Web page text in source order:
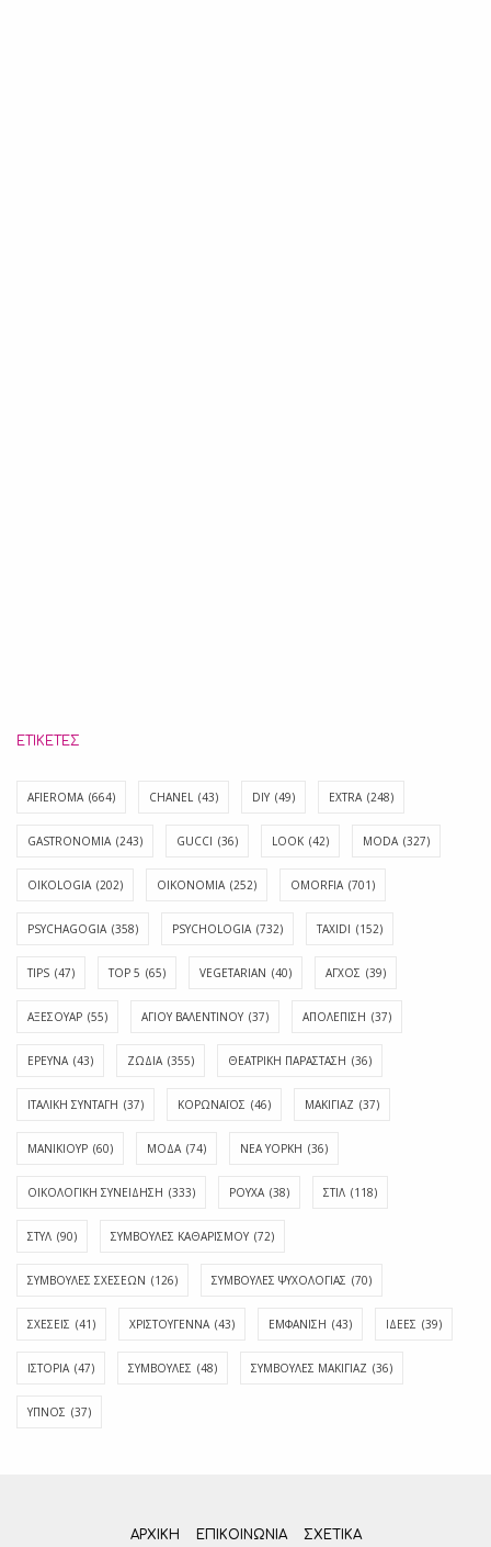
ΕΤΙΚΈΤΕΣ
AFIEROMA (664) CHANEL (43) DIY (49) EXTRA (248)
GASTRONOMIA (243) GUCCI (36) LOOK (42) MODA (327)
OIKOLOGIA (202) OIKONOMIA (252) OMORFIA (701)
PSYCHAGOGIA (358) PSYCHOLOGIA (732) TAXIDI (152)
TIPS (47) TOP 5 (65) VEGETARIAN (40) ΑΓΧΟΣ (39)
ΑΞΕΣΟΥΑΡ (55) ΑΓΊΟΥ ΒΑΛΕΝΤΊΝΟΥ (37) ΑΠΟΛΈΠΙΣΗ (37)
ΕΡΕΥΝΑ (43) ΖΩΔΙΑ (355) ΘΕΑΤΡΙΚΗ ΠΑΡΑΣΤΑΣΗ (36)
ΙΤΑΛΙΚΗ ΣΥΝΤΑΓΗ (37) ΚΟΡΩΝΑΪΟΣ (46) ΜΑΚΙΓΙΑΖ (37)
ΜΑΝΙΚΙΟΥΡ (60) ΜΟΔΑ (74) ΝΕΑ ΥΟΡΚΗ (36)
ΟΙΚΟΛΟΓΙΚΗ ΣΥΝΕΙΔΗΣΗ (333) ΡΟΥΧΑ (38) ΣΤΙΛ (118)
ΣΤΥΛ (90) ΣΥΜΒΟΥΛΕΣ ΚΑΘΑΡΙΣΜΟΥ (72)
ΣΥΜΒΟΥΛΕΣ ΣΧΕΣΕΩΝ (126) ΣΥΜΒΟΥΛΕΣ ΨΥΧΟΛΟΓΙΑΣ (70)
ΣΧΕΣΕΙΣ (41) ΧΡΙΣΤΟΥΓΕΝΝΑ (43) ΕΜΦΆΝΙΣΗ (43) ΙΔΈΕΣ (39)
ΙΣΤΟΡΊΑ (47) ΣΥΜΒΟΥΛΈΣ (48) ΣΥΜΒΟΥΛΈΣ ΜΑΚΙΓΙΆΖ (36)
ΎΠΝΟΣ (37)
ΑΡΧΙΚΗ ΕΠΙΚΟΙΝΩΝΊΑ ΣΧΕΤΙΚΆ